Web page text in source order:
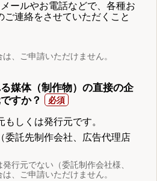
ールやお電話などで、各種お
ご連絡をさせていただくこと
、ご申請いただけません。
媒体（制作物）の直接の企
すか？
しくは発行元です。
委託先制作会社、広告代理店
行元でない（委託制作会社様、
、ご申請いただけません。